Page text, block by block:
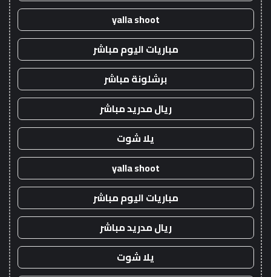
yalla shoot
مباريات اليوم مباشر
برشلونة مباشر
ريال مدريد مباشر
يلا شوت
yalla shoot
مباريات اليوم مباشر
ريال مدريد مباشر
يلا شوت